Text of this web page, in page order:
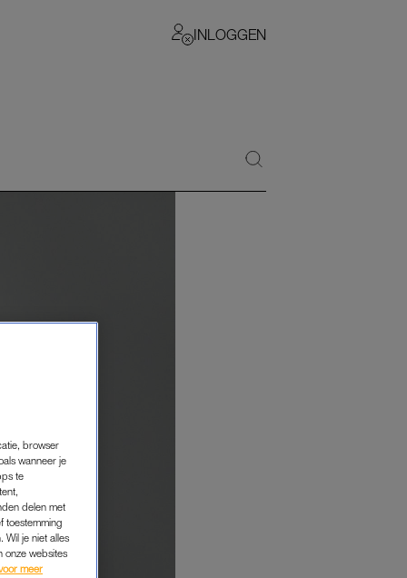
INLOGGEN
browser
wanneer je
te
delen met
toestemming
Wil je niet alles
onze websites
meer